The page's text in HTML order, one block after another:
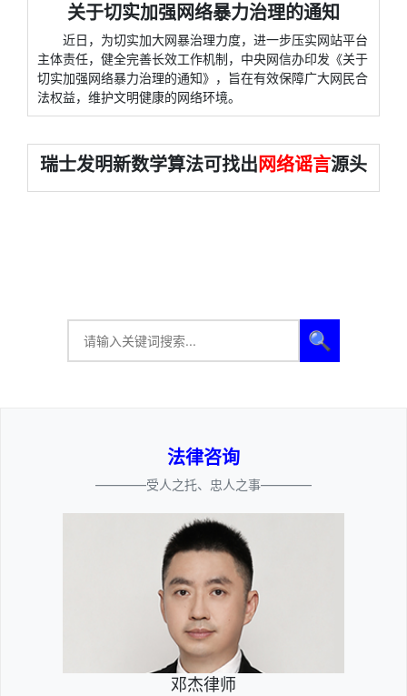
关于切实加强网络暴力治理的通知
近日，为切实加大网暴治理力度，进一步压实网站平台
主体责任，健全完善长效工作机制，中央网信办印发《关于
切实加强网络暴力治理的通知》，旨在有效保障广大网民合
法权益，维护文明健康的网络环境。
瑞士发明新数学算法可找出 网络谣言源头
🔍
法律咨询
————受人之托、忠人之事————
邓杰律师